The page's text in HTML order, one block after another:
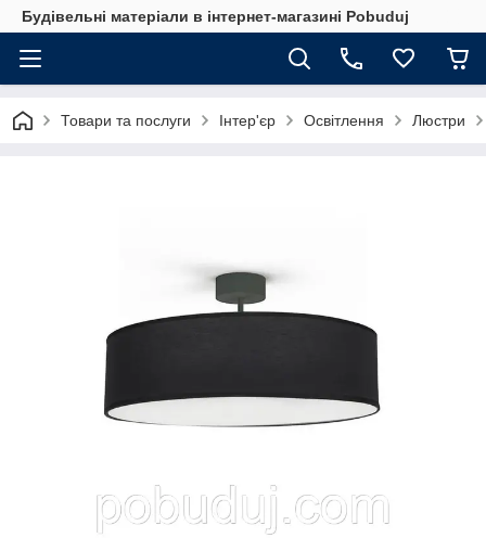
Будівельні матеріали в інтернет-магазині Pobuduj
Товари та послуги Інтер'єр Освітлення Люстри